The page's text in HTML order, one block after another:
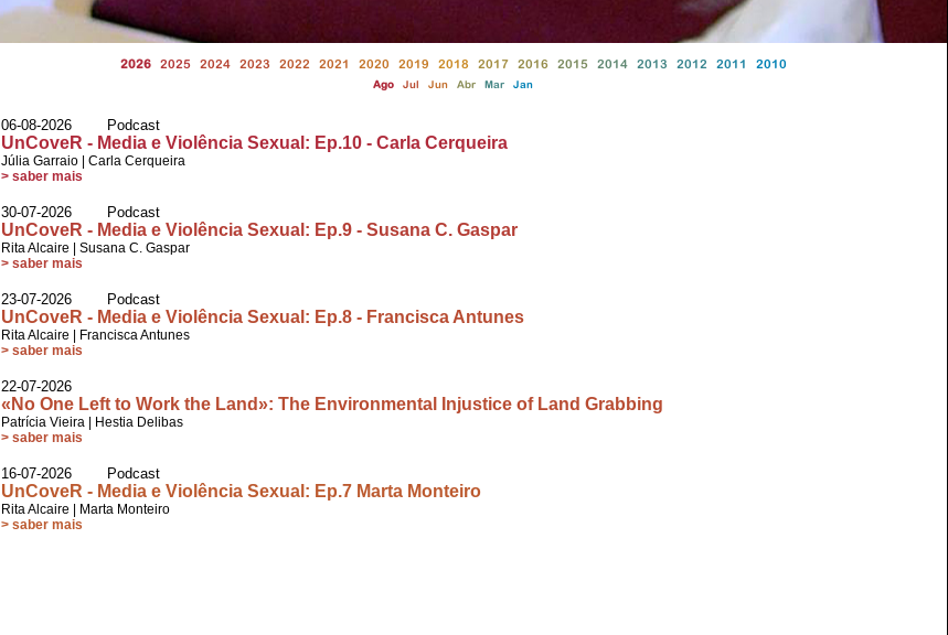
2026 2025 2024 2023 2022 2021 2020 2019 2018 2017 2016 2015 2014 2013 2012 2011 2010
Ago Jul Jun Abr Mar Jan
06-08-2026 Podcast
UnCoveR - Media e Violência Sexual: Ep.10 - Carla Cerqueira
Júlia Garraio
Carla Cerqueira
> saber mais
30-07-2026 Podcast
UnCoveR - Media e Violência Sexual: Ep.9 - Susana C. Gaspar
Rita Alcaire
Susana C. Gaspar
> saber mais
23-07-2026 Podcast
UnCoveR - Media e Violência Sexual: Ep.8 - Francisca Antunes
Rita Alcaire
Francisca Antunes
> saber mais
22-07-2026
«No One Left to Work the Land»: The Environmental Injustice of Land Grabbing
Patrícia Vieira
Hestia Delibas
> saber mais
16-07-2026 Podcast
UnCoveR - Media e Violência Sexual: Ep.7 Marta Monteiro
Rita Alcaire
Marta Monteiro
> saber mais